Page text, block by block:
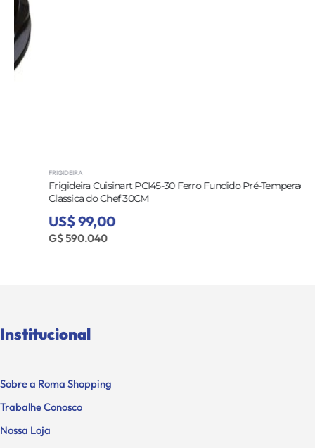
Frigideira Cuisinart PCI45-30 Ferro Fundido Pré-Temperado
Classica do Chef 30CM
US$ 99,00
G$ 590.040
Institucional
Sobre a Roma Shopping
Trabalhe Conosco
Nossa Loja